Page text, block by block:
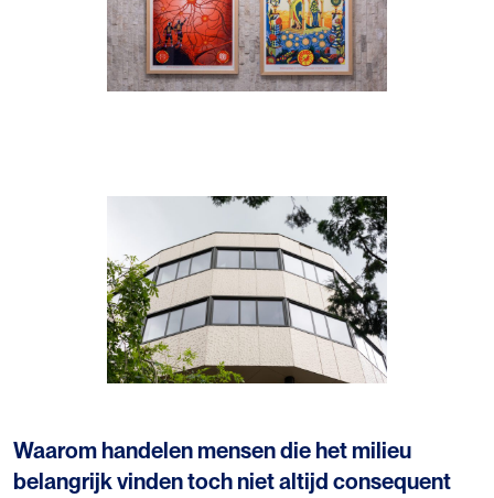
Waarom handelen mensen die het milieu
belangrijk vinden toch niet altijd consequent